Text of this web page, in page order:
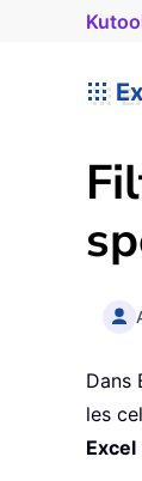
Dans
les
Excel